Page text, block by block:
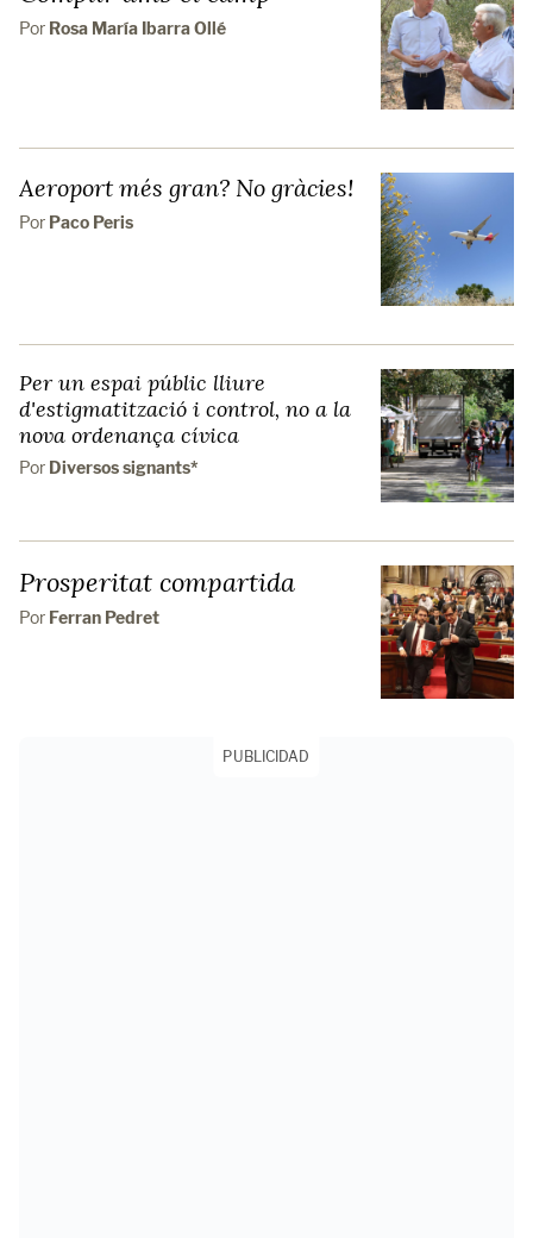
Por Rosa María Ibarra Ollé
Aeroport més gran? No gràcies!
Por Paco Peris
Per un espai públic lliure
d'estigmatització i control, no a la
nova ordenança cívica
Por Diversos signants*
Prosperitat compartida
Por Ferran Pedret
PUBLICIDAD